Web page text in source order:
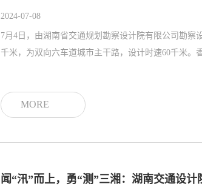
2024-07-08
7月4日，由湖南省交通规划勘察设计院有限公司勘察设计及健
千米，为双向六车道城市主干路，设计时速60千米。
MORE
闻“汛”而上，勇“测”三湘：湖南交通设